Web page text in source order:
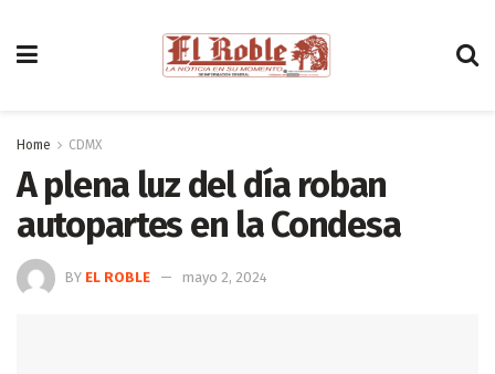
Home CDMX
A plena luz del día roban
autopartes en la Condesa
BY EL ROBLE mayo 2, 2024